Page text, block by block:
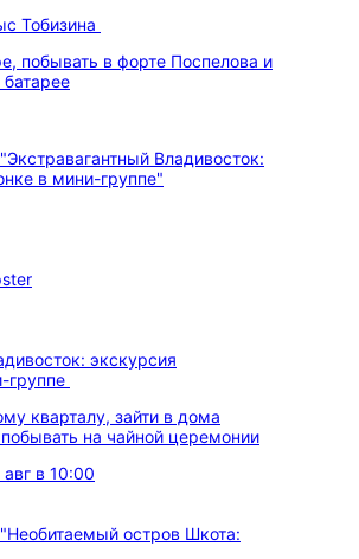
Тобизина
побывать в форте Поспелова и
экскурсия
группе
кварталу, зайти в дома
на чайной церемонии
авг в 10:00